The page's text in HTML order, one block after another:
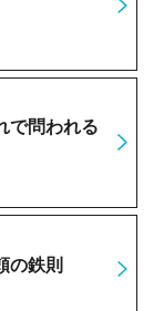
で問われる
の鉄則